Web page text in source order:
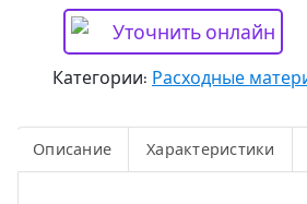
Уточнить онлайн
Категории: Расходные
Описание Характеристики